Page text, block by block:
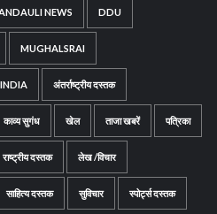
NEWS DDU
MUGHALSRAI
अंतर्राष्ट्रीय दस्तक
काव्य सुगंध खेल ताजा खबरें पत्रिका
राष्ट्रीय दस्तक लेख /विचार
साहित्य दस्तक सुविचार स्पोर्ट्स दस्तक